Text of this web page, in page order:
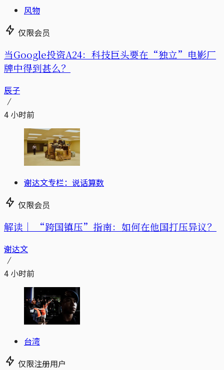
风物
仅限会员
当Google投资A24：科技巨头要在“独立”电影厂
牌中得到甚么？
辰子
4 小时前
谢达文专栏：说话算数
仅限会员
解读｜ “跨国镇压”指南：如何在他国打压异议？
谢达文
4 小时前
台湾
仅限注册用户